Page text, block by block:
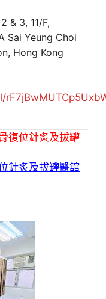
& 3, 11/F,
Sai Yeung Choi
Hong Kong
復位針炙及拔罐
針炙及拔罐醫舘